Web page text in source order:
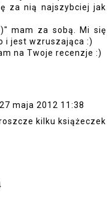
za nią najszybciej jak
mam za sobą. Mi się
i jest wzruszająca :)
na Twoje recenzje :)
27 maja 2012 11:38
kilku książeczek